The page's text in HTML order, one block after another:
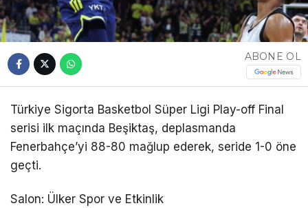
ABONE OL
Türkiye Sigorta Basketbol Süper Ligi Play-off Final
serisi ilk maçında Beşiktaş, deplasmanda
Fenerbahçe’yi 88-80 mağlup ederek, seride 1-0 öne
geçti.
Salon: Ülker Spor ve Etkinlik